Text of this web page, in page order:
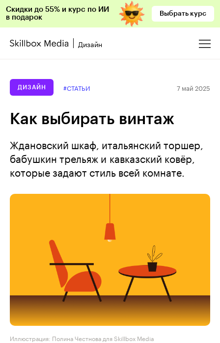
Скидки до 55% и курс по ИИ
в подарок
Выбрать курс
Дизайн
ДИЗАЙН #СТАТЬИ 7 май 2025
Как выбирать винтаж
Ждановский шкаф, итальянский торшер,
бабушкин трельяж и кавказский ковёр,
которые задают стиль всей комнате.
Иллюстрация: Полина Честнова для Skillbox Media